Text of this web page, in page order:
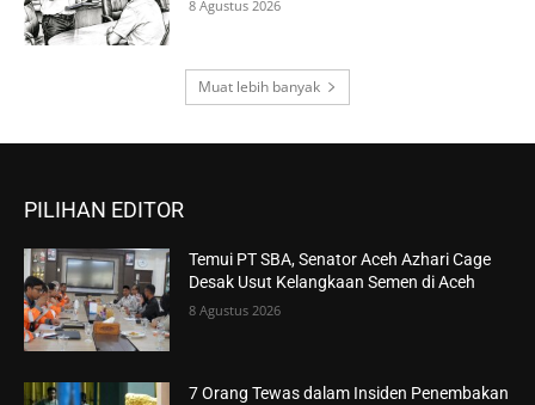
8 Agustus 2026
Muat lebih banyak
PILIHAN EDITOR
Temui PT SBA, Senator Aceh Azhari Cage
Desak Usut Kelangkaan Semen di Aceh
8 Agustus 2026
7 Orang Tewas dalam Insiden Penembakan